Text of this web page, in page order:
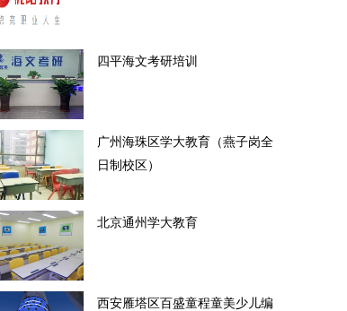
四平海文考研培训
广州海珠区学大教育（燕子岗全
日制校区）
北京通州学大教育
西安雁塔区百盛童程童美少儿编